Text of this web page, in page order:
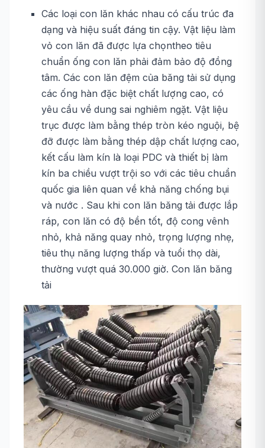
Các loại con lăn khác nhau có cấu trúc đa
dạng và hiệu suất đáng tin cậy. Vật liệu làm
vỏ con lăn đã được lựa chọntheo tiêu
chuẩn ống con lăn phải đảm bảo độ đồng
tâm. Các con lăn đệm của băng tải sử dụng
các ống hàn đặc biệt chất lượng cao, có
yêu cầu về dung sai nghiêm ngặt. Vật liệu
trục được làm bằng thép tròn kéo nguội, bệ
đỡ được làm bằng thép dập chất lượng cao,
kết cấu làm kín là loại PDC và thiết bị làm
kín ba chiều vượt trội so với các tiêu chuẩn
quốc gia liên quan về khả năng chống bụi
và nước . Sau khi con lăn băng tải được lắp
ráp, con lăn có độ bền tốt, độ cong vênh
nhỏ, khả năng quay nhỏ, trọng lượng nhẹ,
tiêu thụ năng lượng thấp và tuổi thọ dài,
thường vượt quá 30.000 giờ. Con lăn băng
tải